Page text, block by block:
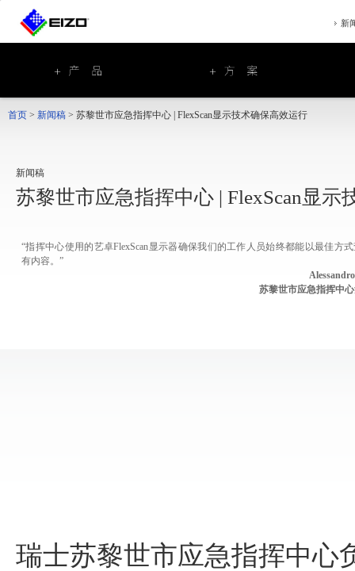
新
首页 > 新闻稿 > 苏黎世市应急指挥中心 | FlexScan显示技术确保高效运行
新闻稿
苏黎世市应急指挥中心 | FlexScan显示
“指挥中心使用的艺卓FlexScan显示器确保我们的工作人员始终都能以最佳方
有内容。”
苏黎世市应急指挥中
瑞士苏黎世市应急指挥中心